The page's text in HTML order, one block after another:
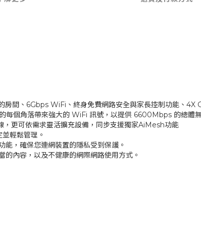
間、6Gbps WiFi、終身免費網路安全與家長控制功能、4X
個角落帶來強大的 WiFi 訊號，以提供 6600Mbps 的總體無
更可依需求靈活擴充設備，同步支援獨家AiMesh功能
輕鬆管理。
，確保您連網裝置的隱私受到保護。
內容，以及不健康的網際網路使用方式。